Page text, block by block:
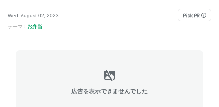
Wed, August 02, 2023
テーマ： お弁当
広告を表示できませんでした